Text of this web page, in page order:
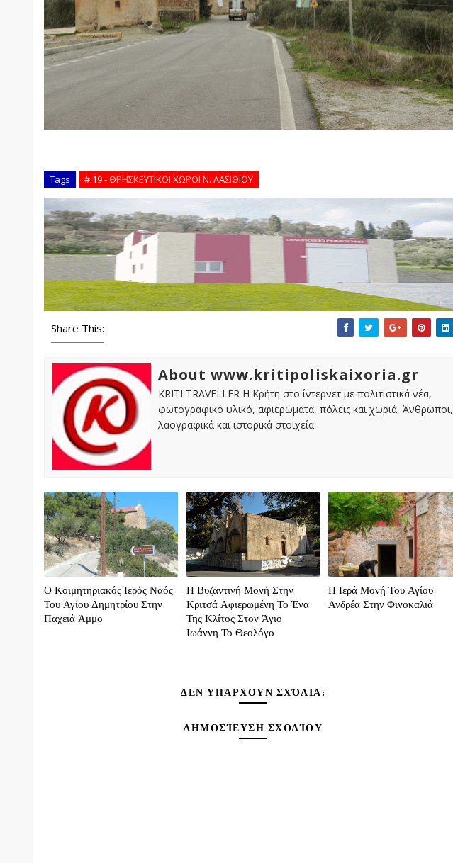
Tags # 19 - ΘΡΗΣΚΕΥΤΙΚΟΙ ΧΩΡΟΙ Ν. ΛΑΣΙΘΙΟΥ
Share This:
About www.kritipoliskaixoria.gr
KRITI TRAVELLER Η Κρήτη στο ίντερνετ με πολιτιστικά νέα,
φωτογραφικό υλικό, αφιερώματα, πόλεις και χωριά, Άνθρωποι,
λαογραφικά και ιστορικά στοιχεία
Ο Κοιμητηριακός Ιερός Ναός
Του Αγίου Δημητρίου Στην
Παχειά Άμμο
Η Βυζαντινή Μονή Στην
Κριτσά Αφιερωμένη Το Ένα
Της Κλίτος Στον Άγιο
Ιωάννη Το Θεολόγο
Η Ιερά Μονή Του Αγίου
Ανδρέα Στην Φινοκαλιά
ΔΕΝ ΥΠΆΡΧΟΥΝ ΣΧΌΛΙΑ:
ΔΗΜΟΣΊΕΥΣΗ ΣΧΟΛΊΟΥ